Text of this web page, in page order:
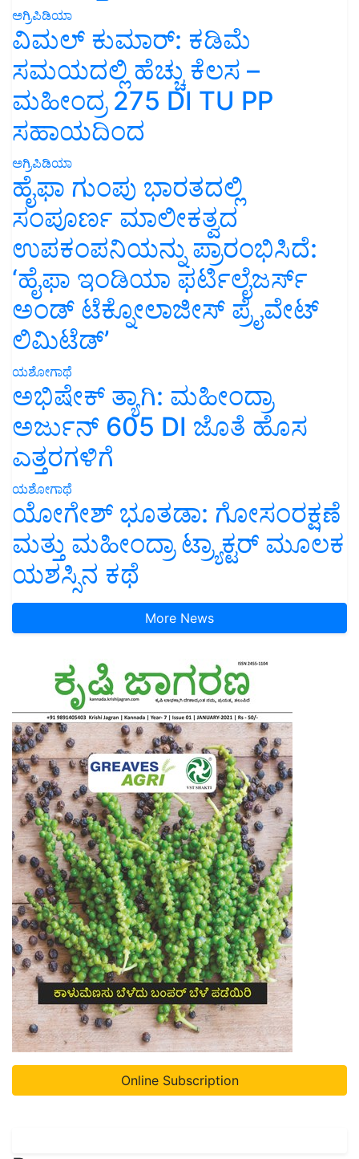
ಅಗ್ರಿಪಿಡಿಯಾ
ವಿಮಲ್ ಕುಮಾರ್: ಕಡಿಮೆ
ಸಮಯದಲ್ಲಿ ಹೆಚ್ಚು ಕೆಲಸ –
ಮಹೀಂದ್ರ 275 DI TU PP
ಸಹಾಯದಿಂದ
ಅಗ್ರಿಪಿಡಿಯಾ
ಹೈಫಾ ಗುಂಪು ಭಾರತದಲ್ಲಿ
ಸಂಪೂರ್ಣ ಮಾಲೀಕತ್ವದ
ಉಪಕಂಪನಿಯನ್ನು ಪ್ರಾರಂಭಿಸಿದೆ:
‘ಹೈಫಾ ಇಂಡಿಯಾ ಫರ್ಟಿಲೈಜರ್ಸ್
ಅಂಡ್ ಟೆಕ್ನೋಲಾಜೀಸ್ ಪ್ರೈವೇಟ್
ಲಿಮಿಟೆಡ್’
ಯಶೋಗಾಥೆ
ಅಭಿಷೇಕ್ ತ್ಯಾಗಿ: ಮಹೀಂದ್ರಾ
ಅರ್ಜುನ್ 605 DI ಜೊತೆ ಹೊಸ
ಎತ್ತರಗಳಿಗೆ
ಯಶೋಗಾಥೆ
ಯೋಗೇಶ್ ಭೂತಡಾ: ಗೋಸಂರಕ್ಷಣೆ
ಮತ್ತು ಮಹೀಂದ್ರಾ ಟ್ರ್ಯಾಕ್ಟರ್ ಮೂಲಕ
ಯಶಸ್ಸಿನ ಕಥೆ
More News
Online Subscription